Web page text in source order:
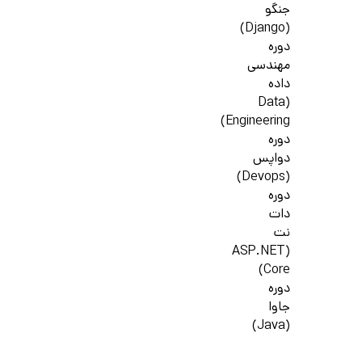
جنگو
(Django)
دوره
مهندسی
داده
(Data
Engineering)
دوره
دواپس
(Devops)
دوره
دات
نت
(ASP.NET
Core)
دوره
جاوا
(Java)